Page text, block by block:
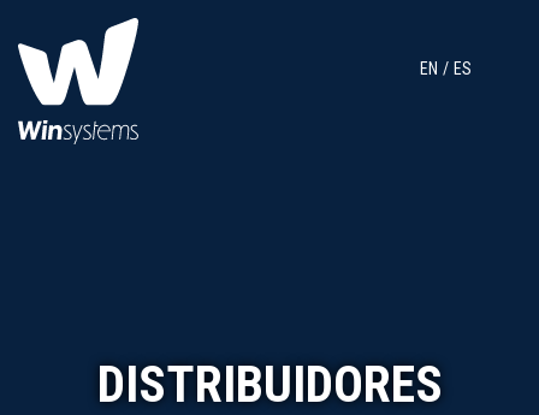
EN ES
DISTRIBUIDORES